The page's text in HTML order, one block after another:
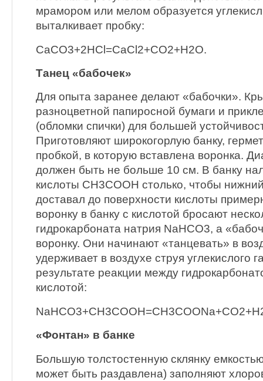
мрамором или мелом образуется
выталкивает пробку:
СаСО3+2НСl=CaCl2+CO2+H2O.
Танец «бабочек»
Для опыта заранее делают «бабочки».
разноцветной папиросной бумаги и
(обломки спички) для большей
Приготовляют широкогорлую банку,
пробкой, в которую вставлена воронка.
должен быть не больше 10 см. В банку
кислоты CH3COOH столько, чтобы
доставал до поверхности кислоты
воронку в банку с кислотой бросают
гидрокарбоната натрия NaHCO3, а
воронку. Они начинают «танцевать» в
удерживает в воздухе струя углекислого
результате реакции между
кислотой:
«Фонтан» в банке
Большую толстостенную склянку
может быть раздавлена) заполняют